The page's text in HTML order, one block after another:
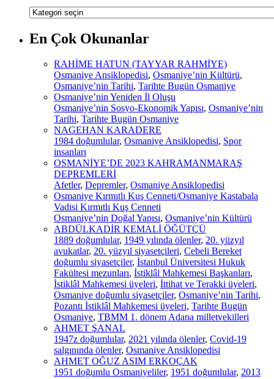
Kategoriler
En Çok Okunanlar
RAHİME HATUN (TAYYAR RAHMİYE)
Osmaniye Ansiklopedisi, Osmaniye’nin Kültürü,
Osmaniye’nin Tarihi, Tarihte Bugün Osmaniye
Osmaniye’nin Yeniden İl Oluşu
Osmaniye’nin Sosyo-Ekonomik Yapısı, Osmaniye’nin
Tarihi, Tarihte Bugün Osmaniye
NAGEHAN KARADERE
1984 doğumlular, Osmaniye Ansiklopedisi, Spor
insanları
OSMANİYE’DE 2023 KAHRAMANMARAŞ
DEPREMLERİ
Afetler, Depremler, Osmaniye Ansiklopedisi
Osmaniye Kırmıtlı Kuş Cenneti/Osmaniye Kastabala
Vadisi Kırmıtlı Kuş Cenneti
Osmaniye’nin Doğal Yapısı, Osmaniye’nin Kültürü
ABDÜLKADİR KEMALİ ÖĞÜTÇÜ
1889 doğumlular, 1949 yılında ölenler, 20. yüzyıl
avukatlar, 20. yüzyıl siyasetçileri, Cebeli Bereket
doğumlu siyasetçiler, İstanbul Üniversitesi Hukuk
Fakültesi mezunları, İstiklâl Mahkemesi Başkanları,
İstiklâl Mahkemesi üyeleri, İttihat ve Terakki üyeleri,
Osmaniye doğumlu siyasetçiler, Osmaniye’nin Tarihi,
Pozantı İstiklâl Mahkemesi üyeleri, Tarihte Bugün
Osmaniye, TBMM 1. dönem Adana milletvekilleri
AHMET ŞANAL
1947z doğumlular, 2021 yılında ölenler, Covid-19
salgınında ölenler, Osmaniye Ansiklopedisi
AHMET OĞUZ ASIM ERKOÇAK
1951 doğumlu Osmaniyeliler, 1951 doğumlular, 2013